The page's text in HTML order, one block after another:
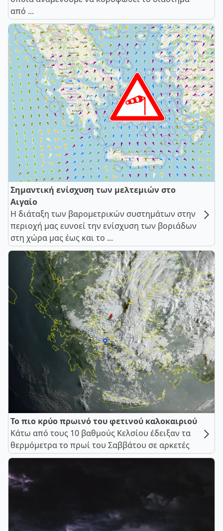
από ...
Σημαντική ενίσχυση των μελτεμιών στο
Αιγαίο
Η διάταξη των βαρομετρικών συστημάτων στην
περιοχή μας ευνοεί την ενίσχυση των βοριάδων
στη χώρα μας έως και το ...
Το πιο κρύο πρωινό του φετινού καλοκαιριού
Κάτω από τους 10 βαθμούς Κελσίου έδειξαν τα
θερμόμετρα το πρωί του Σαββάτου σε αρκετές